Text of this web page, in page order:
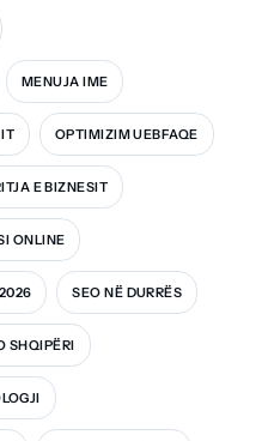
MENUJA IME
OPTIMIZIM UEBFAQE
E BIZNESIT
ONLINE
SEO NË DURRËS
SHQIPËRI